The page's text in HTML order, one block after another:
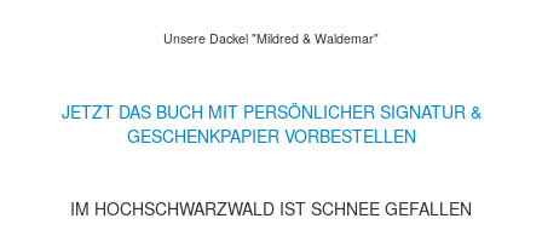
Unsere Dackel "Mildred & Waldemar"
JETZT DAS BUCH MIT PERSÖNLICHER SIGNATUR &
GESCHENKPAPIER VORBESTELLEN
IM HOCHSCHWARZWALD IST SCHNEE GEFALLEN